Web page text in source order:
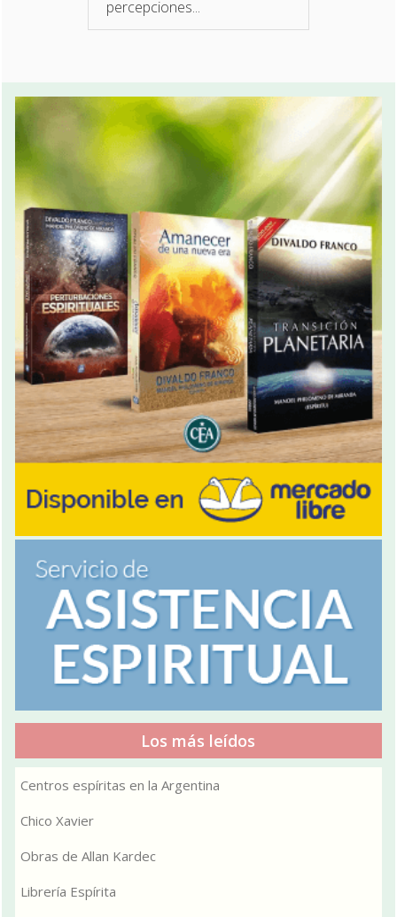
percepciones...
Los más leídos
Centros espíritas en la Argentina
Chico Xavier
Obras de Allan Kardec
Librería Espírita